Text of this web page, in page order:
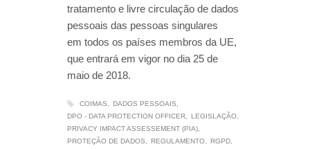
tratamento e livre circulação de dados
pessoais das pessoas singulares
em todos os países membros da UE,
que entrará em vigor no dia 25 de
maio de 2018.
COIMAS
DADOS PESSOAIS
DPO - DATA PROTECTION OFFICER
LEGISLAÇÃO
PRIVACY IMPACT ASSESSEMENT (PIA)
PROTEÇÃO DE DADOS
REGULAMENTO
RGPD